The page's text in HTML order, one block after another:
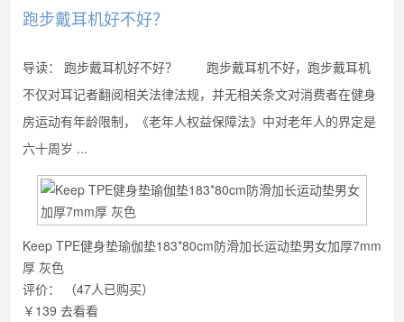
跑步戴耳机好不好？
导读：
跑步戴耳机好不好？ 跑步戴耳机不好，跑步戴耳机
不仅对耳记者翻阅相关法律法规，并无相关条文对消费者在健身
房运动有年龄限制，《老年人权益保障法》中对老年人的界定是
六十周岁 ...
Keep TPE健身垫瑜伽垫183*80cm防滑加长运动垫男女加厚7mm
厚 灰色
评价：
（47人已购买）
￥139 去看看